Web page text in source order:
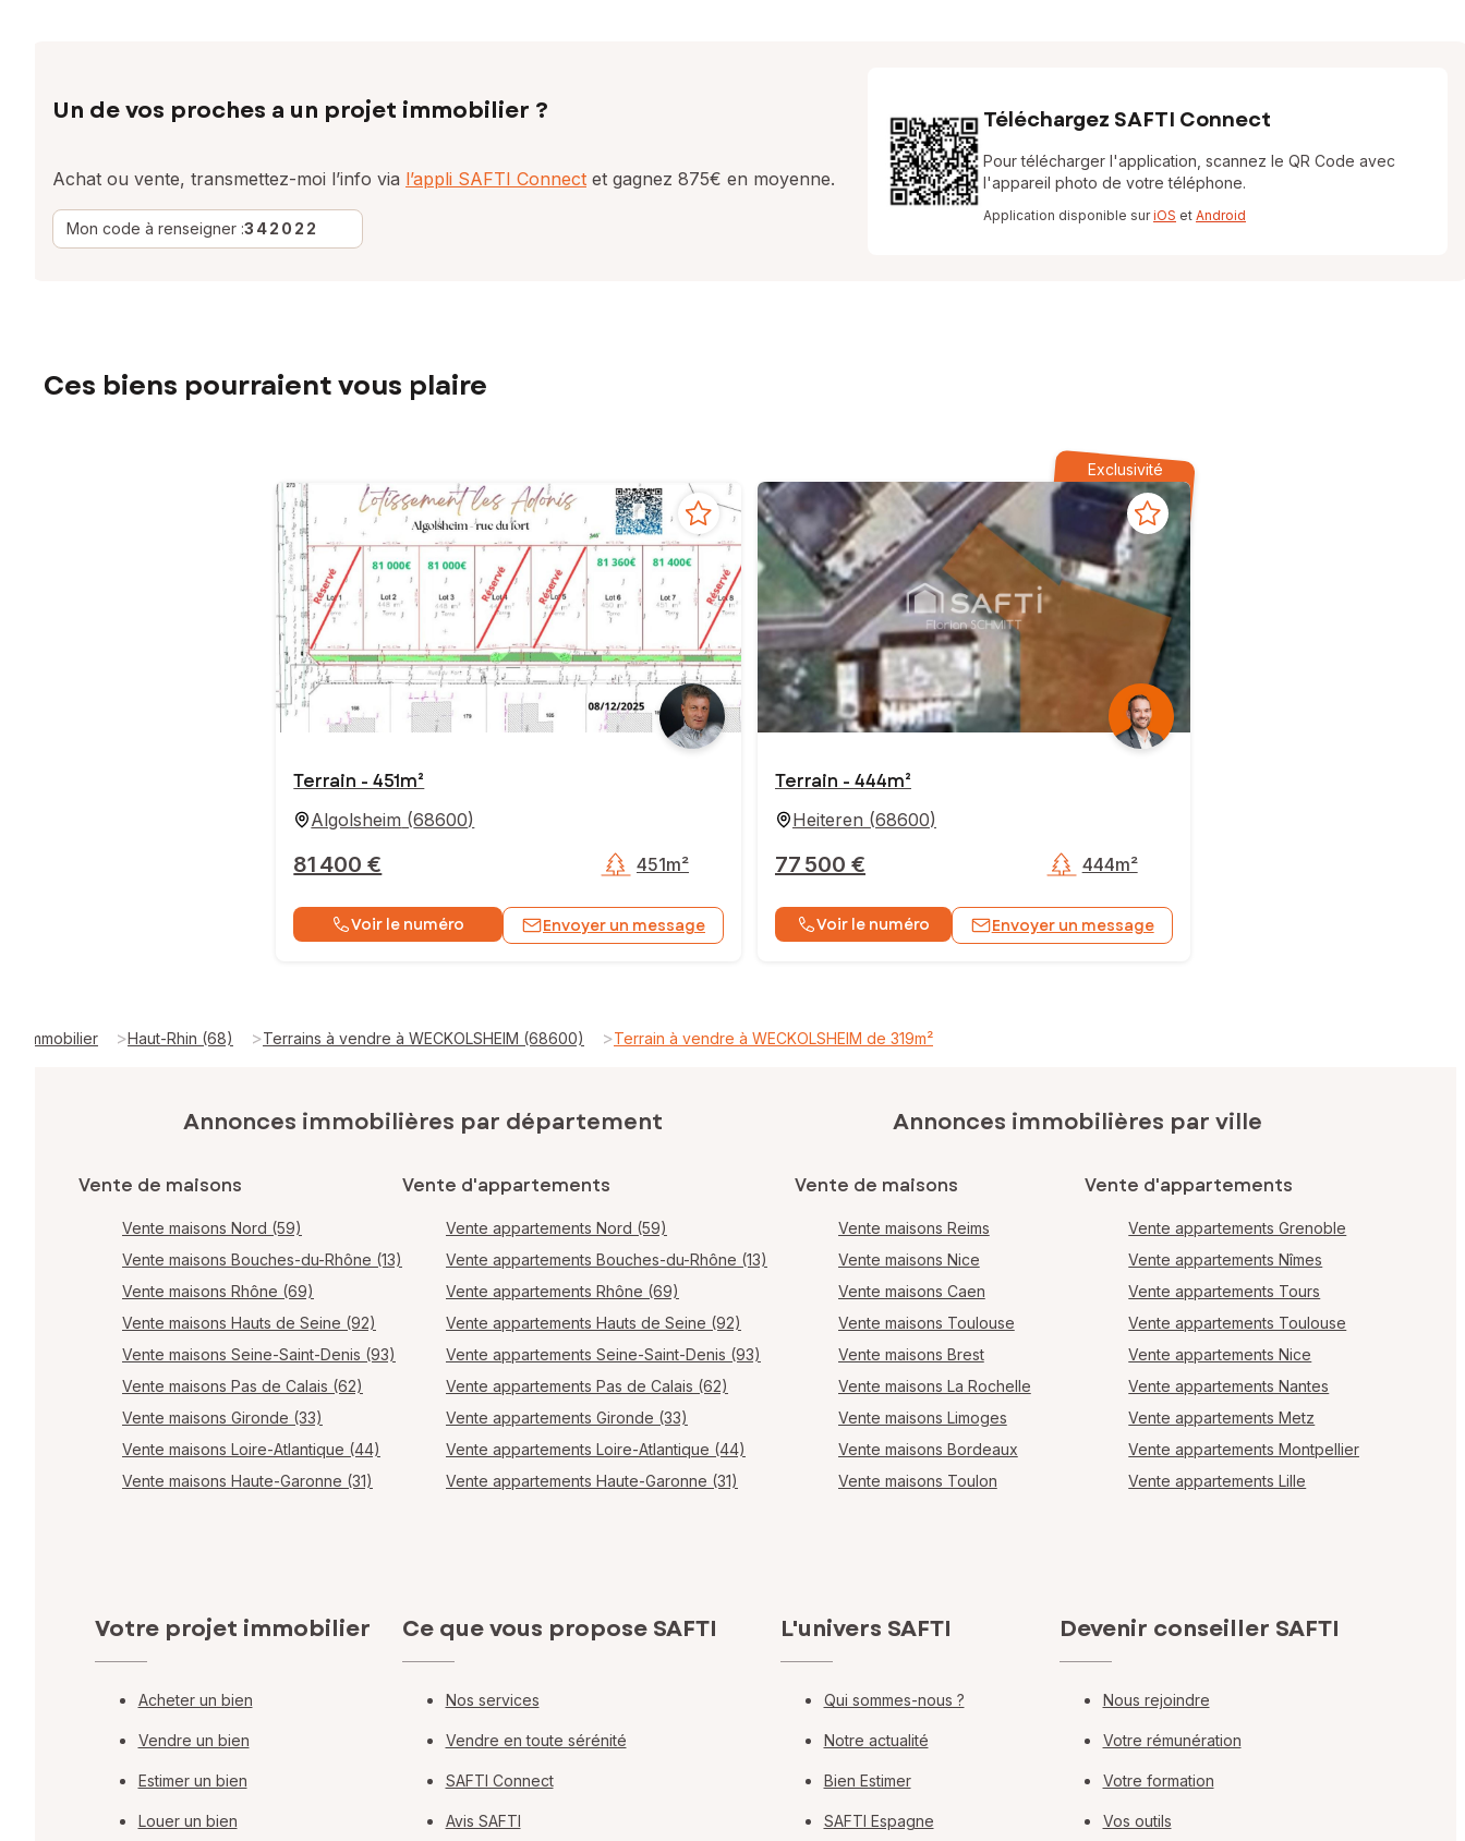
Un de vos proches a un projet immobilier ?
Achat ou vente, transmettez-moi l’info via l’appli SAFTI Connect et gagnez 875€ en moyenne.
Mon code à renseigner :342022
Téléchargez SAFTI Connect
Pour télécharger l'application, scannez le QR Code avec
l'appareil photo de votre téléphone.
Application disponible suriOS et Android
Ces biens pourraient vous plaire
Terrain - 451m²
Algolsheim (68600)
81 400 € 451m²
Voir le numéro Envoyer un message
Exclusivité
Terrain - 444m²
Heiteren (68600)
77 500 € 444m²
Voir le numéro Envoyer un message
Immobilier >Haut-Rhin (68) >Terrains à vendre à WECKOLSHEIM (68600) >Terrain à vendre à WECKOLSHEIM de 319m²
Annonces immobilières par département
Vente de maisons
Vente maisons Nord (59)
Vente maisons Bouches-du-Rhône (13)
Vente maisons Rhône (69)
Vente maisons Hauts de Seine (92)
Vente maisons Seine-Saint-Denis (93)
Vente maisons Pas de Calais (62)
Vente maisons Gironde (33)
Vente maisons Loire-Atlantique (44)
Vente maisons Haute-Garonne (31)
Vente d'appartements
Vente appartements Nord (59)
Vente appartements Bouches-du-Rhône (13)
Vente appartements Rhône (69)
Vente appartements Hauts de Seine (92)
Vente appartements Seine-Saint-Denis (93)
Vente appartements Pas de Calais (62)
Vente appartements Gironde (33)
Vente appartements Loire-Atlantique (44)
Vente appartements Haute-Garonne (31)
Annonces immobilières par ville
Vente de maisons
Vente maisons Reims
Vente maisons Nice
Vente maisons Caen
Vente maisons Toulouse
Vente maisons Brest
Vente maisons La Rochelle
Vente maisons Limoges
Vente maisons Bordeaux
Vente maisons Toulon
Vente d'appartements
Vente appartements Grenoble
Vente appartements Nîmes
Vente appartements Tours
Vente appartements Toulouse
Vente appartements Nice
Vente appartements Nantes
Vente appartements Metz
Vente appartements Montpellier
Vente appartements Lille
Votre projet immobilier
Acheter un bien
Vendre un bien
Estimer un bien
Louer un bien
Ce que vous propose SAFTI
Nos services
Vendre en toute sérénité
SAFTI Connect
Avis SAFTI
L'univers SAFTI
Qui sommes-nous ?
Notre actualité
Bien Estimer
SAFTI Espagne
Devenir conseiller SAFTI
Nous rejoindre
Votre rémunération
Votre formation
Vos outils